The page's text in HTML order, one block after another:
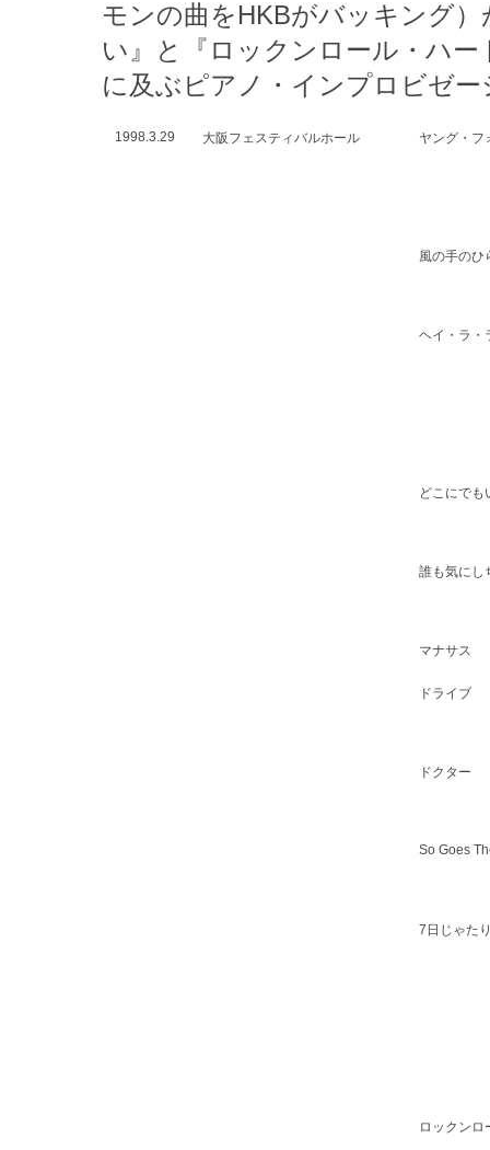
モンの曲をHKBがバッキング
い』と『ロックンロール・ハ
に及ぶピアノ・インプロビゼ
1998.3.29 大阪フェスティバルホール ヤング・フ
風の手のひ
ヘイ・ラ・
どこにでも
誰も気にし
マナサス
ドライブ
ドクター
So Goes
7日じゃた
ロックンロ